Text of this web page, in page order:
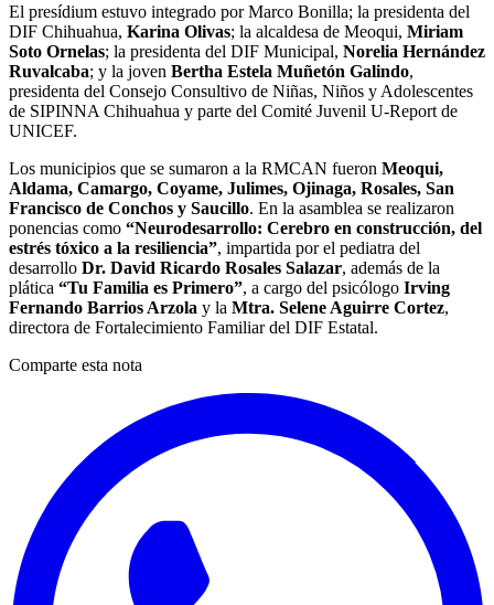
El presídium estuvo integrado por Marco Bonilla; la presidenta del
DIF Chihuahua, Karina Olivas; la alcaldesa de Meoqui, Miriam
Soto Ornelas; la presidenta del DIF Municipal, Norelia Hernández
Ruvalcaba; y la joven Bertha Estela Muñetón Galindo,
presidenta del Consejo Consultivo de Niñas, Niños y Adolescentes
de SIPINNA Chihuahua y parte del Comité Juvenil U-Report de
UNICEF.
Los municipios que se sumaron a la RMCAN fueron Meoqui,
Aldama, Camargo, Coyame, Julimes, Ojinaga, Rosales, San
Francisco de Conchos y Saucillo. En la asamblea se realizaron
ponencias como “Neurodesarrollo: Cerebro en construcción, del
estrés tóxico a la resiliencia”, impartida por el pediatra del
desarrollo Dr. David Ricardo Rosales Salazar, además de la
plática “Tu Familia es Primero”, a cargo del psicólogo Irving
Fernando Barrios Arzola y la Mtra. Selene Aguirre Cortez,
directora de Fortalecimiento Familiar del DIF Estatal.
Comparte esta nota